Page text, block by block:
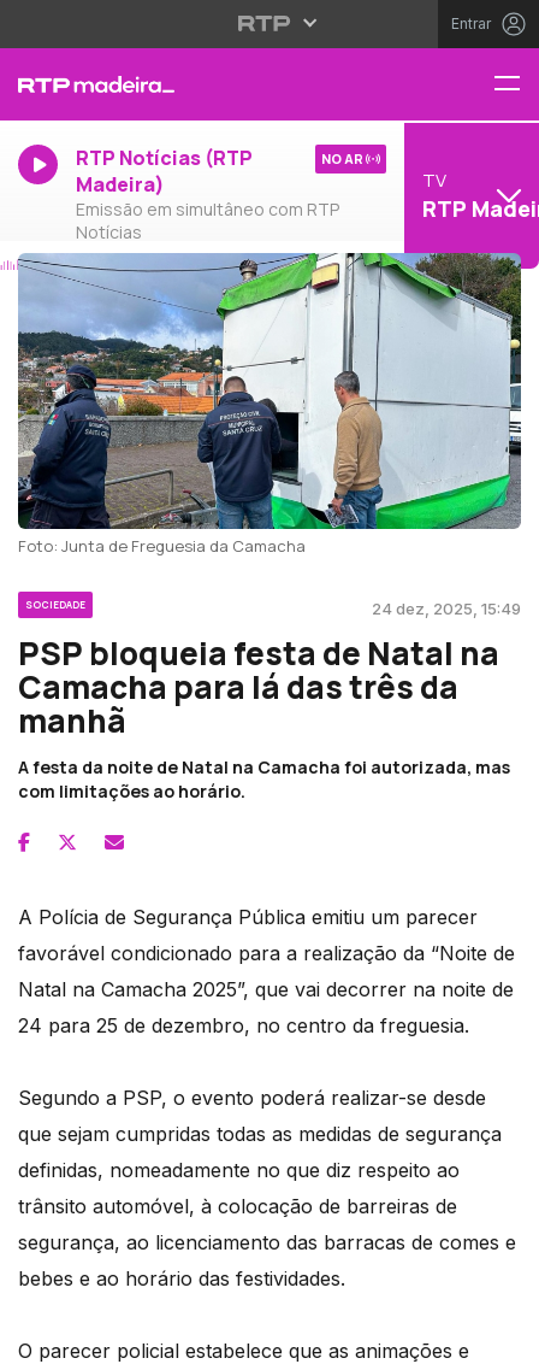
Entrar
RTP Notícias (RTP
Madeira)
Emissão em simultâneo com RTP
Notícias
NO AR
TV
RTP
Foto: Junta de Freguesia da Camacha
SOCIEDADE 24 dez, 2025, 15:49
PSP bloqueia festa de Natal na
Camacha para lá das três da
manhã
A festa da noite de Natal na Camacha foi autorizada, mas
com limitações ao horário.
A Polícia de Segurança Pública emitiu um parecer
favorável condicionado para a realização da “Noite de
Natal na Camacha 2025”, que vai decorrer na noite de
24 para 25 de dezembro, no centro da freguesia.
Segundo a PSP, o evento poderá realizar-se desde
que sejam cumpridas todas as medidas de segurança
definidas, nomeadamente no que diz respeito ao
trânsito automóvel, à colocação de barreiras de
segurança, ao licenciamento das barracas de comes e
bebes e ao horário das festividades.
O parecer policial estabelece que as animações e